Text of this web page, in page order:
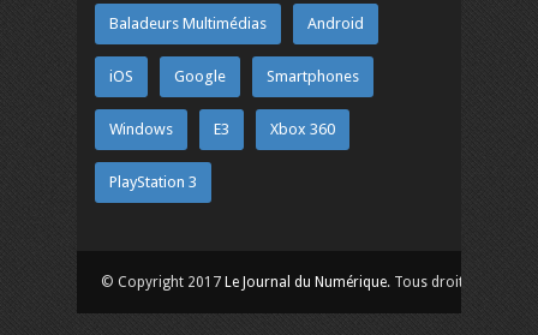
Baladeurs Multimédias Android
iOS Google Smartphones
Windows E3 Xbox 360
PlayStation 3
© Copyright 2017 Le Journal du Numérique. Tous droits réservés.